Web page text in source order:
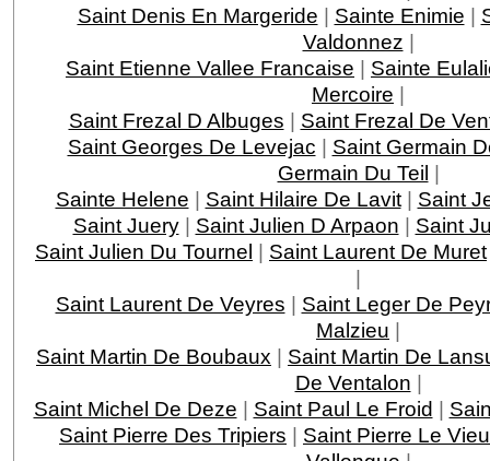
Saint Denis En Margeride | Sainte Enimie |
Valdonnez |
Saint Etienne Vallee Francaise | Sainte
Mercoire |
Saint Frezal D Albuges | Saint Frezal De
Saint Georges De Levejac | Saint Germain
Germain Du Teil |
Sainte Helene | Saint Hilaire De Lavit| Saint
Saint Juery| Saint Julien D Arpaon | Saint
Saint Julien Du Tournel | Saint Laurent De Muret
|
Saint Laurent De Veyres | Saint Leger De
Malzieu |
Saint Martin De Boubaux | Saint Martin De
De Ventalon |
Saint Michel De Deze | Saint Paul Le Froid |
Saint Pierre Des Tripiers | Saint Pierre Le